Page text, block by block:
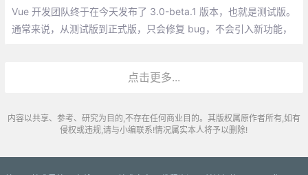
Vue 开发团队终于在今天发布了 3.0-beta.1 版本，也就是测试版。
通常来说，从测试版到正式版，只会修复 bug，不会引入新功能，
点击更多...
内容以共享、参考、研究为目的,不存在任何商业目的。其版权属原作者所有,如有
侵权或违规,请与小编联系!情况属实本人将予以删除!